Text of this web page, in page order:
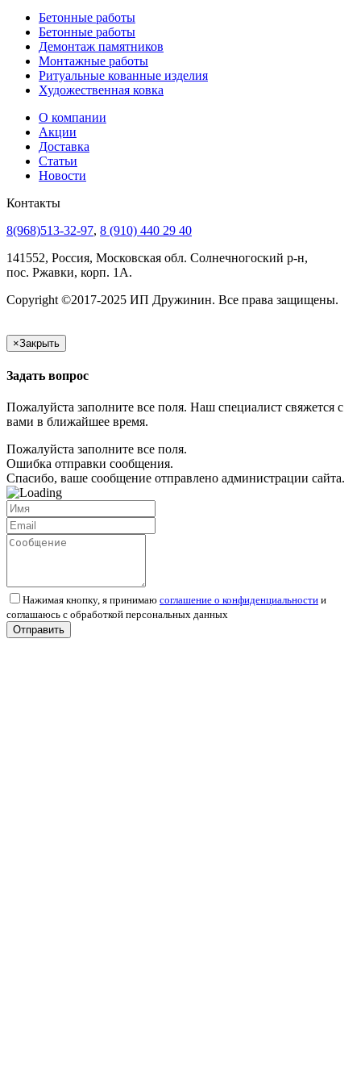
Бетонные работы
Бетонные работы
Демонтаж памятников
Монтажные работы
Ритуальные кованные изделия
Художественная ковка
О компании
Акции
Доставка
Статьи
Новости
Контакты
8(968)513-32-97, 8 (910) 440 29 40
141552, Россия, Московская обл. Солнечногоский р-н,
пос. Ржавки, корп. 1А.
Copyright ©2017-2025 ИП Дружинин. Все права защищены.
×Закрыть
Задать вопрос
Пожалуйста заполните все поля. Наш специалист свяжется с
вами в ближайшее время.
Пожалуйста заполните все поля.
Ошибка отправки сообщения.
Спасибо, ваше сообщение отправлено администрации сайта.
Нажимая кнопку, я принимаю соглашение о конфиденциальности и
соглашаюсь с обработкой персональных данных
Отправить